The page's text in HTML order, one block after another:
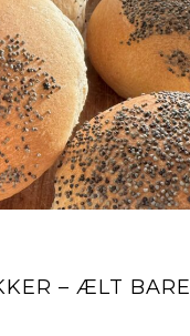
– ÆLT BARE